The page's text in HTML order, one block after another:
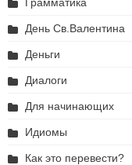
День Св.Валентина
Деньги
Диалоги
Для начинающих
Идиомы
Как это перевести?